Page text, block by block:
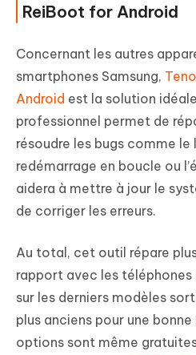
ReiBoot for Android
Concernant les autres
smartphones Samsung,
Android est la solution
professionnel permet de
résoudre les bugs comme
redémarrage en boucle ou
aidera à mettre à jour le
de corriger les erreurs.
Au total, cet outil répare
rapport avec les téléphones
sur les derniers modèles
plus anciens pour une
options sont même